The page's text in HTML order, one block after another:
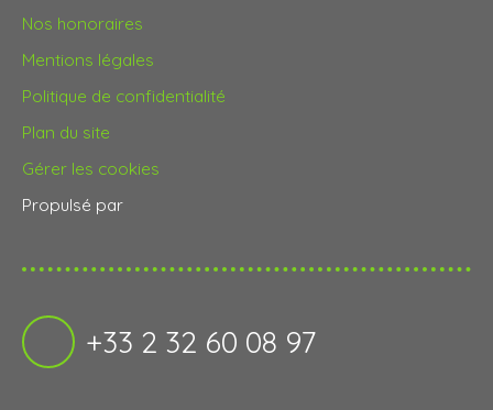
Nos honoraires
Mentions légales
Politique de confidentialité
Plan du site
Gérer les cookies
Propulsé par
+33 2 32 60 08 97